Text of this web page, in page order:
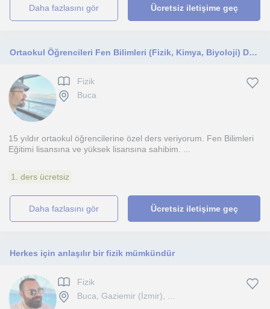
daha fazlasını gör Ücretsiz iletişime geç
Ortaokul Öğrencileri Fen Bilimleri (Fizik, Kimya, Biyoloji) Dersinin Mantığını Çözecek
Fizik
Buca
15 yıldır ortaokul öğrencilerine özel ders veriyorum. Fen Bilimleri
Eğitimi lisansına ve yüksek lisansına sahibim. ...
1. ders ücretsiz
daha fazlasını gör Ücretsiz iletişime geç
Herkes için anlaşılır bir fizik mümkündür
Fizik
Buca, Gaziemir (İzmir), ...